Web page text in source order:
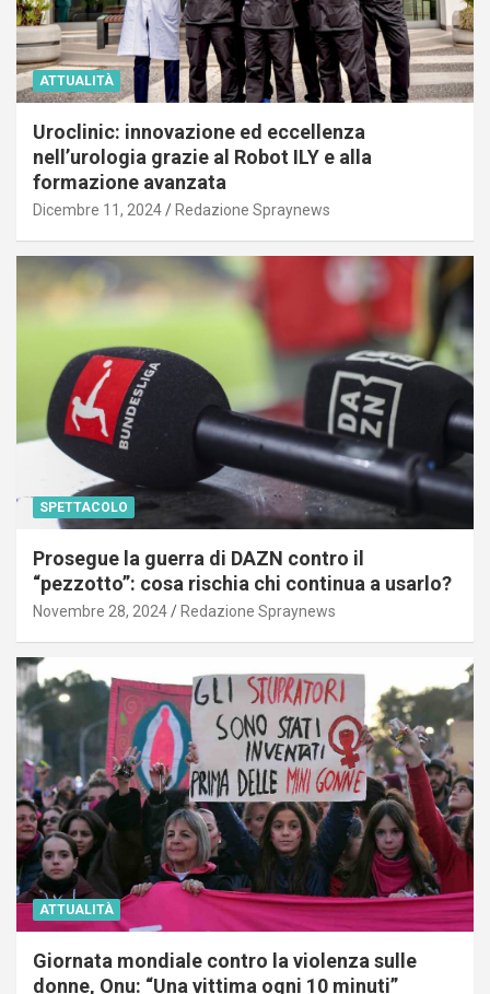
ATTUALITÀ
Uroclinic: innovazione ed eccellenza
nell’urologia grazie al Robot ILY e alla
formazione avanzata
Dicembre 11, 2024 Redazione Spraynews
SPETTACOLO
Prosegue la guerra di DAZN contro il
“pezzotto”: cosa rischia chi continua a usarlo?
Novembre 28, 2024 Redazione Spraynews
ATTUALITÀ
Giornata mondiale contro la violenza sulle
donne, Onu: “Una vittima ogni 10 minuti”